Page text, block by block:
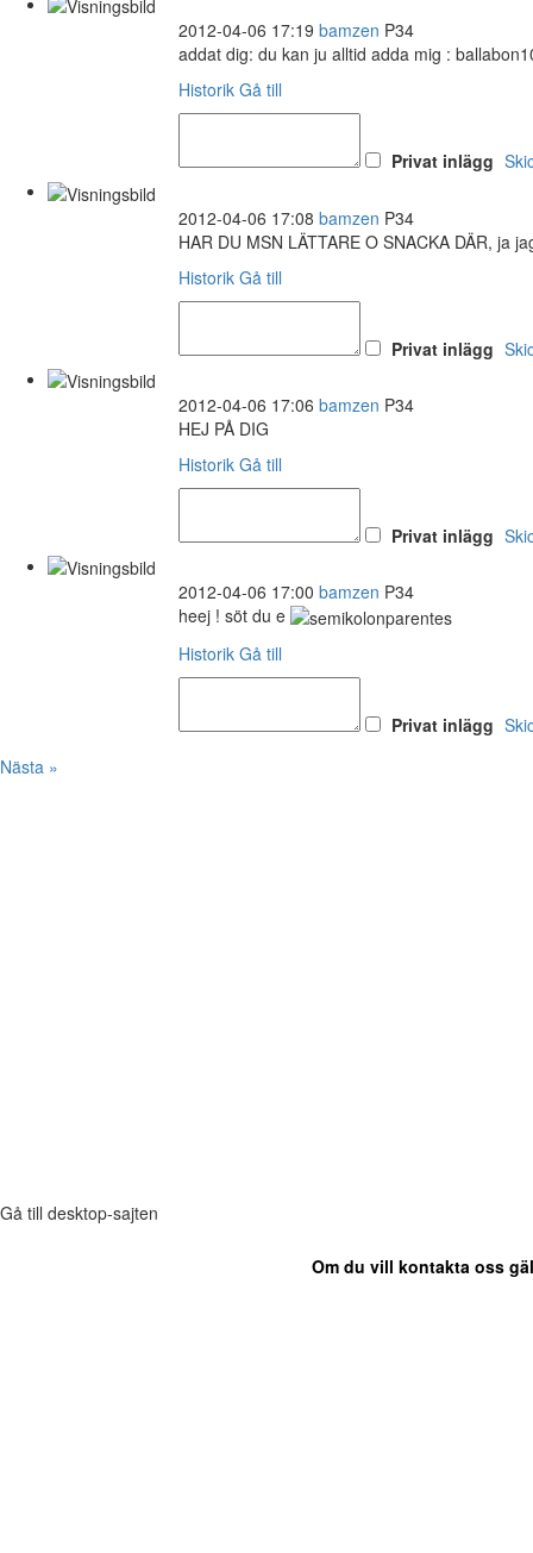
2012-04-06 17:19 bamzen P34
addat dig: du kan ju alltid adda mig :
Historik Gå till
Privat inlägg
2012-04-06 17:08 bamzen P34
HAR DU MSN LÄTTARE O SNACKA DÄR, ja
Historik Gå till
Privat inlägg
2012-04-06 17:06 bamzen P34
HEJ PÅ DIG
Historik Gå till
Privat inlägg
2012-04-06 17:00 bamzen P34
heej ! söt du e
Historik Gå till
Privat inlägg
Nästa »
Gå till desktop-sajten
Om du vill kontakta oss